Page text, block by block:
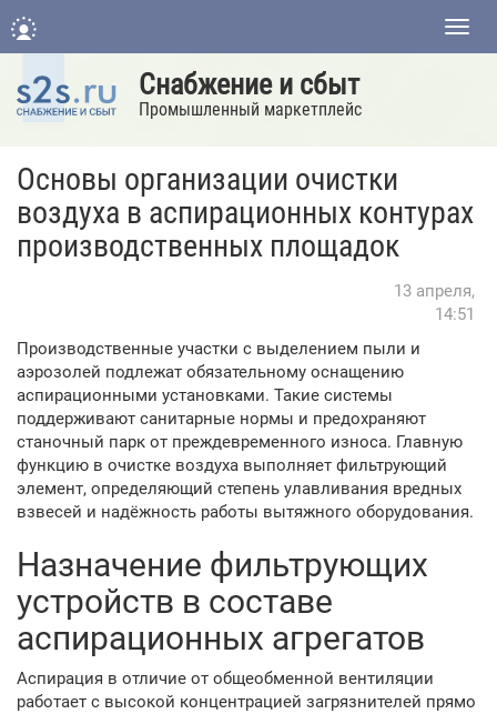
Снабжение и сбыт
Промышленный маркетплейс
Основы организации очистки
воздуха в аспирационных контурах
производственных площадок
13 апреля,
14:51
Производственные участки с выделением пыли и
аэрозолей подлежат обязательному оснащению
аспирационными установками. Такие системы
поддерживают санитарные нормы и предохраняют
станочный парк от преждевременного износа. Главную
функцию в очистке воздуха выполняет фильтрующий
элемент, определяющий степень улавливания вредных
взвесей и надёжность работы вытяжного оборудования.
Назначение фильтрующих
устройств в составе
аспирационных агрегатов
Аспирация в отличие от общеобменной вентиляции
работает с высокой концентрацией загрязнителей прямо